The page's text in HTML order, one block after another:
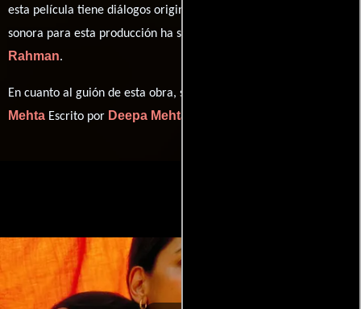
esta película tiene diálogos originales en
sonora para esta producción ha sido compuesta por
Rahman.
En cuanto al guión de esta obra, se encuentra a cargo de
Mehta Escrito por Deepa Mehta